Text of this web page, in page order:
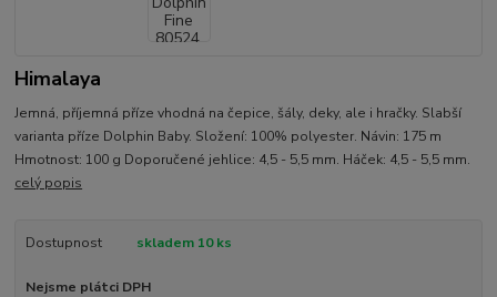
Himalaya
Jemná, příjemná příze vhodná na čepice, šály, deky, ale i hračky. Slabší
varianta příze Dolphin Baby. Složení: 100% polyester. Návin: 175 m
Hmotnost: 100 g Doporučené jehlice: 4,5 - 5,5 mm. Háček: 4,5 - 5,5 mm.
celý popis
Dostupnost skladem 10 ks
Nejsme plátci DPH